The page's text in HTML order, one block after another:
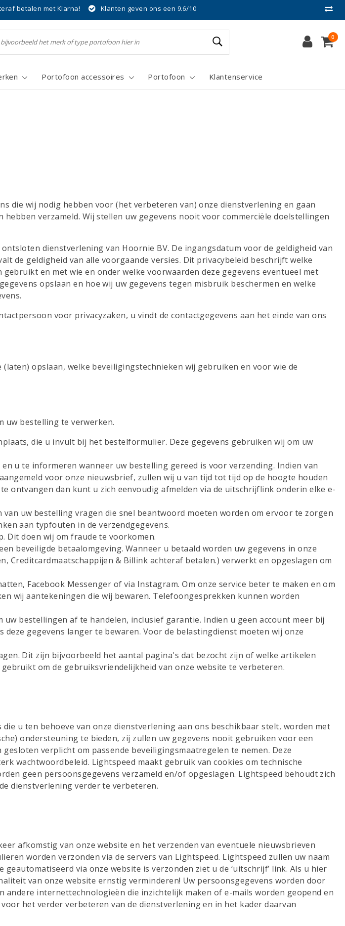
betalen met Klarna! Klanten geven ons een 9.6/10
0
Portofoon accessoires Portofoon Klantenservice
die wij nodig hebben voor (het verbeteren van) onze dienstverlening en gaan
verzameld. Wij stellen uw gegevens nooit voor commerciële doelstellingen
dienstverlening van Hoornie BV. De ingangsdatum voor de geldigheid van
de geldigheid van alle voorgaande versies. Dit privacybeleid beschrijft welke
en met wie en onder welke voorwaarden deze gegevens eventueel met
opslaan en hoe wij uw gegevens tegen misbruik beschermen en welke
voor privacyzaken, u vindt de contactgegevens aan het einde van ons
opslaan, welke beveiligingstechnieken wij gebruiken en voor wie de
uw bestelling te verwerken.
die u invult bij het bestelformulier. Deze gegevens gebruiken wij om uw
u te informeren wanneer uw bestelling gereed is voor verzending. Indien van
voor onze nieuwsbrief, zullen wij u van tijd tot tijd op de hoogte houden
ontvangen dan kunt u zich eenvoudig afmelden via de uitschrijflink onderin elke e-
uw bestelling vragen die snel beantwoord moeten worden om ervoor te zorgen
aan typfouten in de verzendgegevens.
Dit doen wij om fraude te voorkomen.
beveiligde betaalomgeving. Wanneer u betaald worden uw gegevens in onze
Creditcardmaatschappijen & Billink achteraf betalen.) verwerkt en opgeslagen om
Facebook Messenger of via Instagram. Om onze service beter te maken en om
wij aantekeningen die wij bewaren. Telefoongesprekken kunnen worden
bestellingen af te handelen, inclusief garantie. Indien u geen account meer bij
gegevens langer te bewaren. Voor de belastingdienst moeten wij onze
Dit zijn bijvoorbeeld het aantal pagina's dat bezocht zijn of welke artikelen
om de gebruiksvriendelijkheid van onze website te verbeteren.
u ten behoeve van onze dienstverlening aan ons beschikbaar stelt, worden met
ondersteuning te bieden, zij zullen uw gegevens nooit gebruiken voor een
verplicht om passende beveiligingsmaatregelen te nemen. Deze
wachtwoordbeleid. Lightspeed maakt gebruik van cookies om technische
geen persoonsgegevens verzameld en/of opgeslagen. Lightspeed behoudt zich
dienstverlening verder te verbeteren.
afkomstig van onze website en het verzenden van eventuele nieuwsbrieven
worden verzonden via de servers van Lightspeed. Lightspeed zullen uw naam
via onze website is verzonden ziet u de ‘uitschrijf’ link. Als u hier
van onze website ernstig verminderen! Uw persoonsgegevens worden door
internettechnologieën die inzichtelijk maken of e-mails worden geopend en
het verder verbeteren van de dienstverlening en in het kader daarvan